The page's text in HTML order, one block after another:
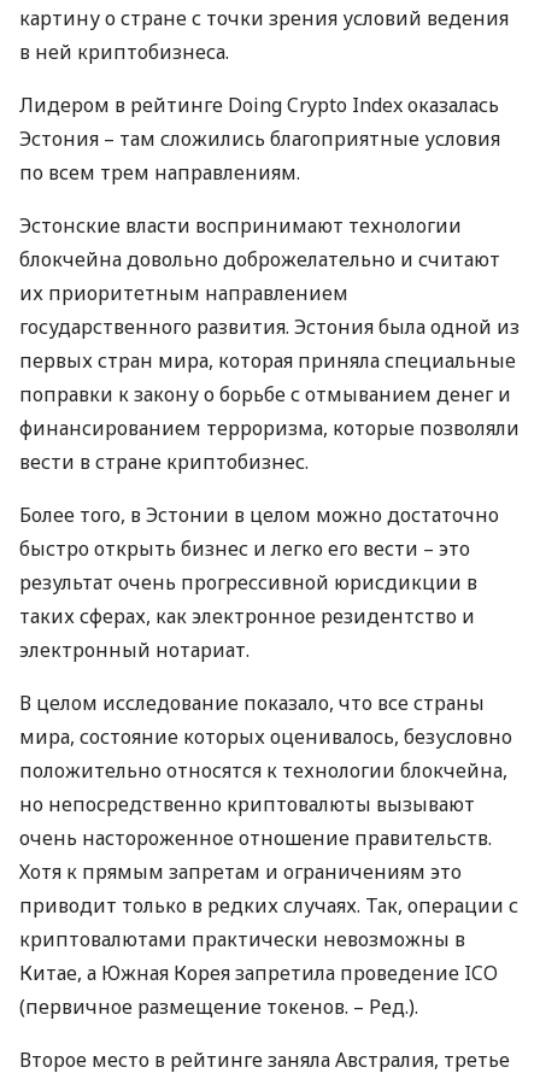
картину о стране с точки зрения условий ведения
в ней криптобизнеса.
Лидером в рейтинге Doing Crypto Index оказалась
Эстония – там сложились благоприятные условия
по всем трем направлениям.
Эстонские власти воспринимают технологии
блокчейна довольно доброжелательно и считают
их приоритетным направлением
государственного развития. Эстония была одной из
первых стран мира, которая приняла специальные
поправки к закону о борьбе с отмыванием денег и
финансированием терроризма, которые позволяли
вести в стране криптобизнес.
Более того, в Эстонии в целом можно достаточно
быстро открыть бизнес и легко его вести – это
результат очень прогрессивной юрисдикции в
таких сферах, как электронное резидентство и
электронный нотариат.
В целом исследование показало, что все страны
мира, состояние которых оценивалось, безусловно
положительно относятся к технологии блокчейна,
но непосредственно криптовалюты вызывают
очень настороженное отношение правительств.
Хотя к прямым запретам и ограничениям это
приводит только в редких случаях. Так, операции с
криптовалютами практически невозможны в
Китае, а Южная Корея запретила проведение ICO
(первичное размещение токенов. – Ред.).
Второе место в рейтинге заняла Австралия, третье